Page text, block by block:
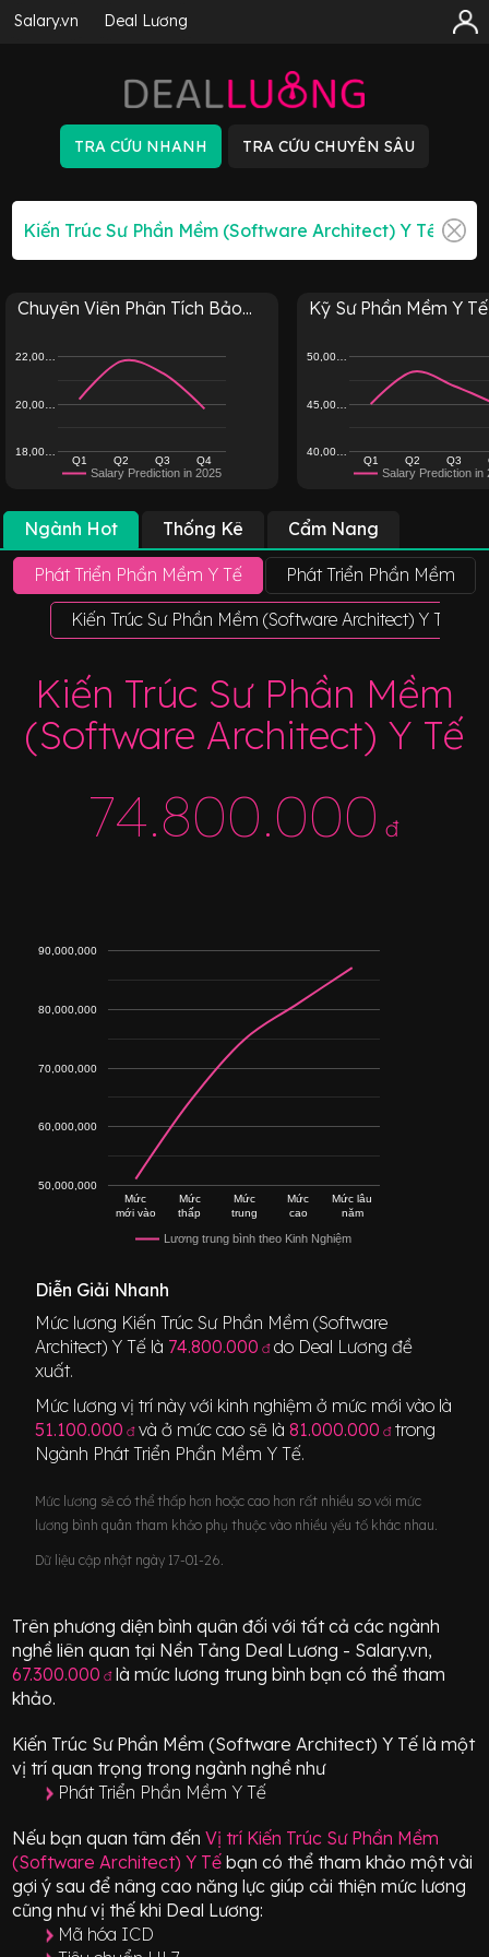
Salary.vn Deal Lương
Chuyên Viên Phân Tích Bảo...
Salary Prediction in 2025
Q1 Q2 Q3 Q4
18,00…
20,00…
22,00…
Kỹ Sư Phần Mềm Y Tế
Salary Prediction in
Q1 Q2 Q3
40,00…
45,00…
50,00…
Ngành Hot Thống Kê Cẩm Nang
Phát Triển Phần Mềm Y Tế Phát Triển Phần Mềm
Kiến Trúc Sư Phần Mềm (Software Architect) Y Tế
Kiến Trúc Sư Phần Mềm
(Software Architect) Y Tế
74.800.000 đ
Lương trung bình theo Kinh Nghiệm
Mức
mới vào
Mức
thấp
Mức
trung
Mức
cao
Mức lâu
năm
50,000,000
60,000,000
70,000,000
80,000,000
90,000,000
Diễn Giải Nhanh
Mức lương Kiến Trúc Sư Phần Mềm (Software
Architect) Y Tế là 74.800.000 đdo Deal Lương đề
xuất.
Mức lương vị trí này với kinh nghiệm ở mức mới vào là
51.100.000 đ và ở mức cao sẽ là81.000.000 đ trong
Ngành Phát Triển Phần Mềm Y Tế.
Mức lương sẽ có thể thấp hơn hoặc cao hơn rất nhiều so với mức
lương bình quân tham khảo phụ thuộc vào nhiều yếu tố khác nhau.
Dữ liệu cập nhật ngày 17-01-26.
Trên phương diện bình quân đối với tất cả các ngành
nghề liên quan tại Nền Tảng Deal Lương - Salary.vn,
67.300.000 đlà mức lương trung bình bạn có thể tham
khảo.
Kiến Trúc Sư Phần Mềm (Software Architect) Y Tế là một
vị tríquan trọng trong ngành nghề như
Phát Triển Phần Mềm Y Tế
Nếu bạn quan tâm đến Vị trí Kiến Trúc Sư Phần Mềm
(Software Architect) Y Tế bạn có thể tham khảo một vài
gợi ý sau để nâng cao năng lực giúp cải thiện mức lương
cũng như vị thế khi Deal Lương:
Mã hóa ICD